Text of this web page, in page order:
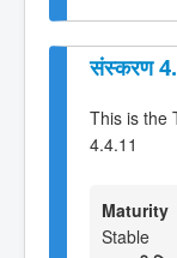
संस्करण
This is the
4.4.11
Maturity
Stable